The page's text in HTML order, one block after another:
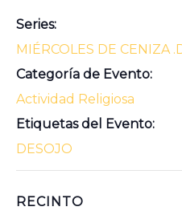
Series:
MIÉRCOLES DE CENIZA
Categoría de Evento:
Actividad Religiosa
Etiquetas del Evento:
DESOJO
RECINTO